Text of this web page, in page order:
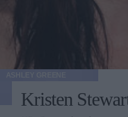
discussione tra Cristina e
Kristen